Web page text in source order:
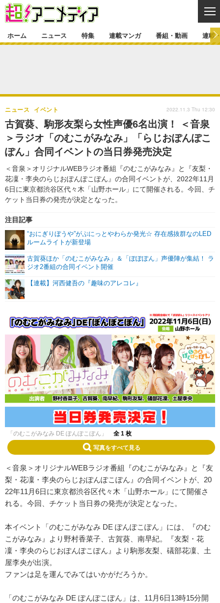
ゲーム・アプリ マンガ
グッズ イベント
声優 コスプレ
舞台 新帝スタ
特集一覧 カバー
ラキりす
連載マンガ
連載マンガ一覧 連載一覧
番組・動画
番組・動画一覧 ラジオ
動画
連載・ブログ
連載・ブログ一覧 コラム
編集部ブログ・お知らせ
ホーム ニュース 特集 連載マンガ 番組・動画 連載
古賀葵、駒形友梨ら女性声優6名出演！ ＜音泉
＞ラジオ「のむこがみなみ」「らじおぽんぽこ
ぽん」合同イベントの当日券発売決定
＜音泉＞オリジナルWEBラジオ番組『のむこがみなみ』と『友梨・
花凜・李央のらじおぽんぽこぽん』の合同イベントが、2022年11月
6日に東京都渋谷区代々木「山野ホール」にて開催される。今回、チ
ケット当日券の発売が決定となった。
ニュース イベント
注目記事
“おにぎりぼうや”がぷにっとやわらか発光☆ 存在感抜群なのLED
ルームライトが新登場
古賀葵ほか「のむこがみなみ」＆「ぽぽぽん」声優陣が集結！ ラ
ジオ2番組の合同イベント開催
【連載】河西健吾の『趣味のアレコレ』
2022.11.3 Thu 12:30
「のむこがみなみ DE ぽんぽこぽん」 全 1 枚
写真をすべて見る
＜音泉＞オリジナルWEBラジオ番組『のむこがみなみ』と『友
梨・花凜・李央のらじおぽんぽこぽん』の合同イベントが、20
22年11月6日に東京都渋谷区代々木「山野ホール」にて開催さ
れる。今回、チケット当日券の発売が決定となった。
本イベント「のむこがみなみ DE ぽんぽこぽん」には、『のむ
こがみなみ』より野村香菜子、古賀葵、南早紀。『友梨・花
凜・李央のらじおぽんぽこぽん』より駒形友梨、礒部花凜、土
屋李央が出演。
ファンは足を運んでみてはいかがだろうか。
「のむこがみなみ DE ぽんぽこぽん」は、11月6日13時15分開